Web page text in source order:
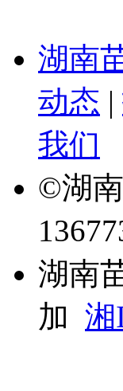
湖南
动态 |
我们
©湖
湖南
加 湘